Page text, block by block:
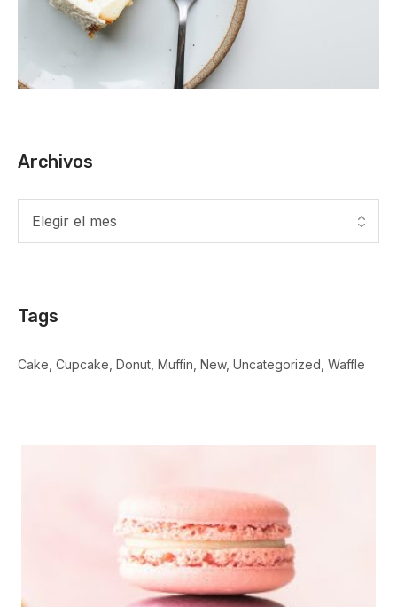
Archivos
Tags
Cake Cupcake Donut Muffin New Uncategorized Waffle